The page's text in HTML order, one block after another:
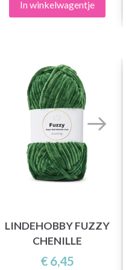
In winkelwagentje
LINDEHOBBY FUZZY
CHENILLE
€ 6,45